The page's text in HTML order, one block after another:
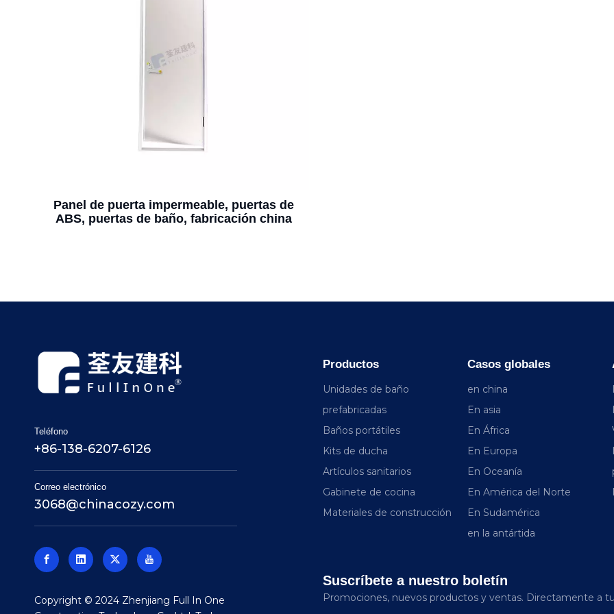
Panel de puerta impermeable, puertas de
ABS, puertas de baño, fabricación china
Teléfono
+86-138-6207-6126
Correo electrónico
3068@chinacozy.com
​Copyright © 2024 Zhenjiang Full In One
Productos
Unidades de baño
prefabricadas
Baños portátiles
Kits de ducha
Artículos sanitarios
Gabinete de cocina
Materiales de construcción
Casos globales
en china
En asia
En África
En Europa
En Oceanía
En América del Norte
En Sudamérica
en la antártida
Suscríbete a nuestro boletín
Promociones, nuevos productos y ventas. Directamente a